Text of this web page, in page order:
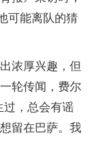
可能离队的猜
浓厚兴趣，但
轮传闻，费尔
过，总会有谣
留在巴萨。我